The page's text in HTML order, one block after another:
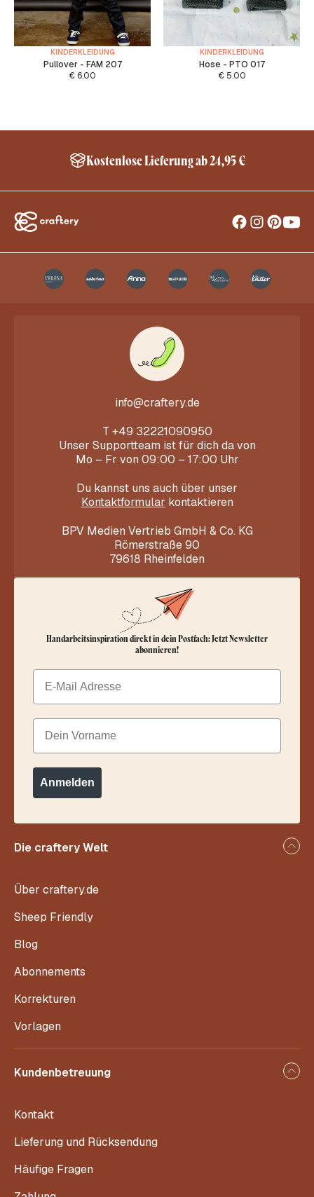
KINDERKLEIDUNG
Pullover - FAM 207
€ 6.00
KINDERKLEIDUNG
Hose - PTO 017
€5.00
Kostenlose Lieferung ab 24,95 €
info@craftery.de
T +49 32221090950
Unser Supportteam ist für dich da von
Mo – Fr von 09:00 – 17:00 Uhr
Du kannst uns auch über unser
Kontaktformular kontaktieren
BPV Medien Vertrieb GmbH & Co. KG
Römerstraße 90
79618 Rheinfelden
Die craftery Welt
Über craftery.de
Sheep Friendly
Blog
Abonnements
Korrekturen
Vorlagen
Kundenbetreuung
Kontakt
Lieferung und Rücksendung
Häufige Fragen
Handarbeitsinspiration direkt in dein Postfach: Jetzt Newsletter
abonnieren!
Email
Dein Vorname
Anmelden